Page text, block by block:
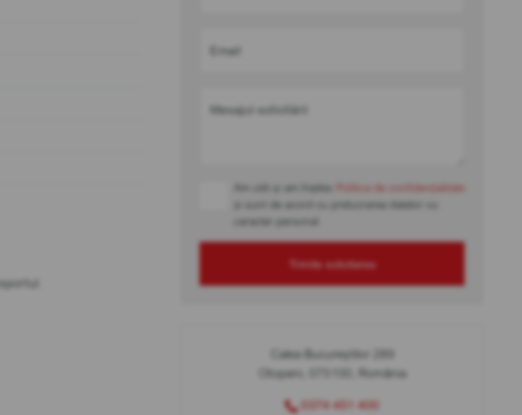
Email
Mesajul solicitării
Am citit și am înțeles
Politica de confidențialitate
și sunt de acord cu prelucrarea datelor cu
caracter personal
Trimite solicitarea
Calea Bucureștilor 289
Otopeni, 075100, România
0374 451 400